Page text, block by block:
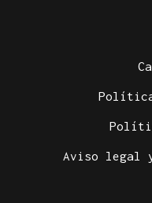
Aviso legal